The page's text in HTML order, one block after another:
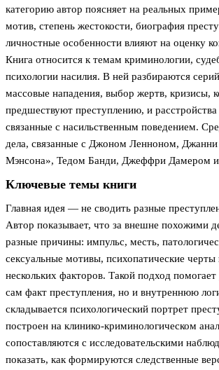
категорию автор поясняет на реальных
мотив, степень жестокости, биография
личностные особенности влияют на оценку
Книга относится к темам криминологии,
психологии насилия. В ней разбираются
массовые нападения, выбор жертв, кризисы,
предшествуют преступлению, и расстройства
связанные с насильственным поведением.
дела, связанные с Джоном Ленноном, Джанни
Мэнсона», Тедом Банди, Джеффри Дамером
Ключевые темы книги
Главная идея — не сводить разные
Автор показывает, что за внешне похожими
разные причины: импульс, месть,
сексуальные мотивы, психопатические черты
нескольких факторов. Такой подход помогает
сам факт преступления, но и внутреннюю
складывается психологический портрет
построен на клинико-криминологическом
сопоставляются с исследовательскими
показать, как формируются следственные